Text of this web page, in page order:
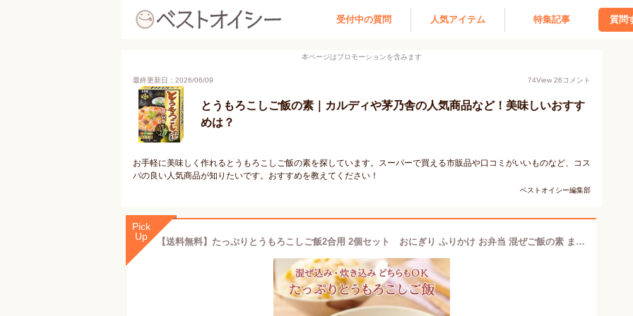
受付中の質問 人気アイテム 特集記事 質問
本ページはプロモーションを含みます
最終更新日：2026/06/09 74View 26コメント
とうもろこしご飯の素｜カルディや茅乃舎の人気商品など！美味しいおすす
めは？
お手軽に美味しく作れるとうもろこしご飯の素を探しています。スーパーで買える市販品や口コミがいいものなど、コス
パの良い人気商品が知りたいです。おすすめを教えてください！
ベストオイシー編集部
Pick
Up
【送料無料】たっぷりとうもろこしご飯2合用 2個セット おにぎり ふりかけ お弁当 混ぜご飯の素 まぜごはん 炊き込みご飯の素 時短 簡単 便利 とうもろこし コーン 昆布 おうちごはん おうちご飯 お米 メール便 送料無料 新生活 お花見 ピクニック 手土産 工場直送